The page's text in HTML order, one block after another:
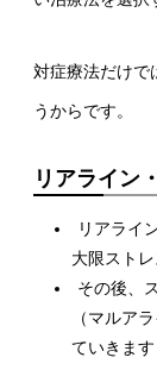
対症療法だけで
うからです。
リアライン
リアライ
大限スト
その後、
（マルア
ていきます